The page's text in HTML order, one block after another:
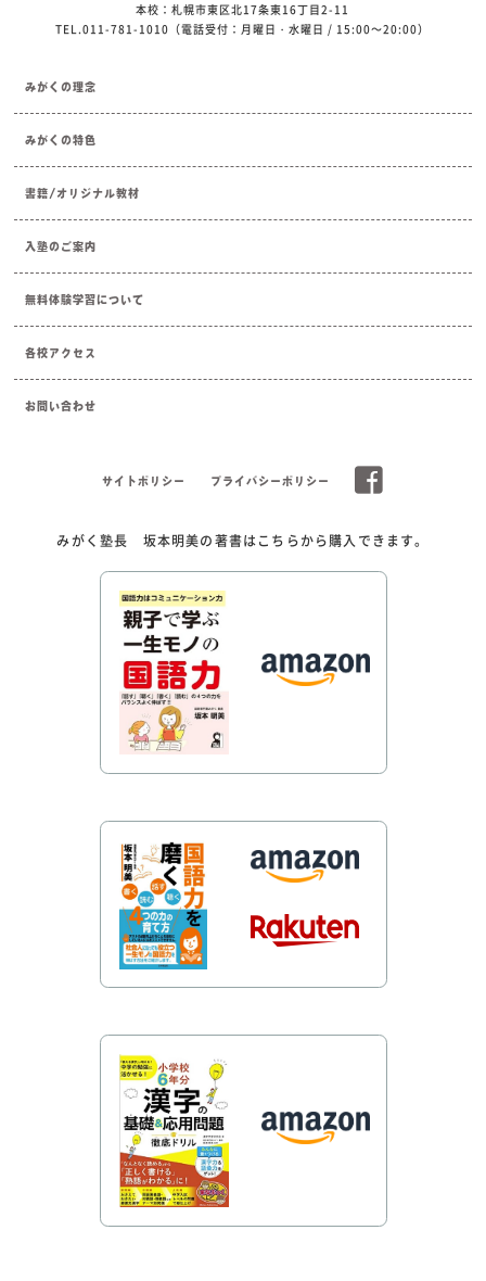
本校：札幌市東区北17条東16丁目2-11
TEL.011-781-1010（電話受付：月曜日・水曜日 / 15:00～20:00）
みがくの理念
みがくの特色
書籍/オリジナル教材
入塾のご案内
無料体験学習について
各校アクセス
お問い合わせ
サイトポリシー プライバシーポリシー
みがく塾長 坂本明美の著書はこちらから購入できます。